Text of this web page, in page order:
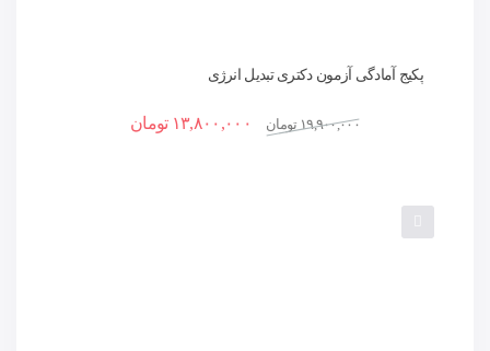
پکیج آمادگی آزمون دکتری تبدیل انرژی
۱۹,۹۰۰,۰۰۰ تومان ۱۳,۸۰۰,۰۰۰ تومان